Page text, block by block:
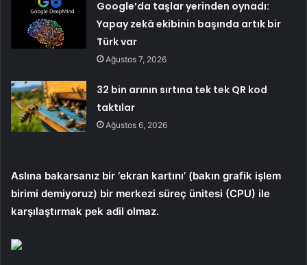
Google’da taşlar yerinden oynadı:
Yapay zekâ ekibinin başında artık bir
Türk var
Ağustos 7, 2026
32 bin arının sırtına tek tek QR kod
taktılar
Ağustos 6, 2026
Aslına bakarsanız bir ‘ekran kartını’ (bakın grafik işlem
birimi demiyoruz) bir merkezi süreç ünitesi (CPU) ile
karşılaştırmak pek adil olmaz.